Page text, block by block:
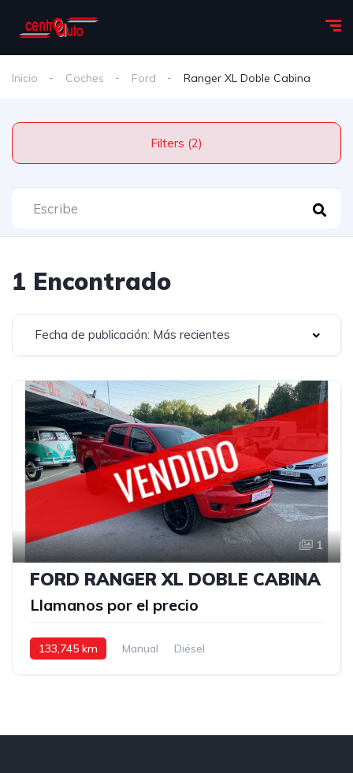
Inicio Coches Ford Ranger XL Doble Cabina
Filters (2)
1 Encontrado
Fecha de publicación: Más recientes
1
FORD RANGER XL DOBLE CABINA
Llamanos por el precio
133,745 km Manual Diésel